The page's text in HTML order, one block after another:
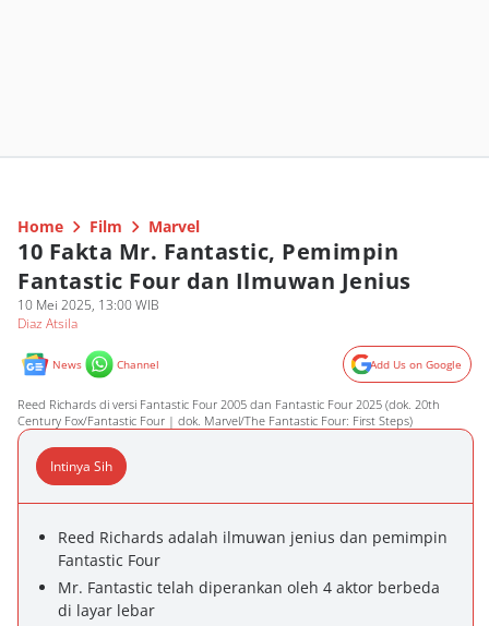
Home Film Marvel
10 Fakta Mr. Fantastic, Pemimpin
Fantastic Four dan Ilmuwan Jenius
10 Mei 2025, 13:00 WIB
Diaz Atsila
News Channel Add Us on Google
Reed Richards di versi Fantastic Four 2005 dan Fantastic Four 2025 (dok. 20th
Century Fox/Fantastic Four | dok. Marvel/The Fantastic Four: First Steps)
Intinya Sih
Reed Richards adalah ilmuwan jenius dan pemimpin
Fantastic Four
Mr. Fantastic telah diperankan oleh 4 aktor berbeda
di layar lebar